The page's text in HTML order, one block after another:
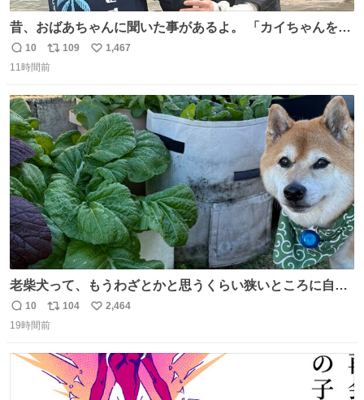
昔、おばあちゃんに聞いた事があるよ。 「カイちゃんをい
じめると、アイツが海から上がって来るぞ。」って。
返
信
10
リ
ポ
ト
数
109
い
数
1,467
11時間前
老柴犬って、もうわざとかと思うくらい狭いところに自ら
はまりにいくじゃないですか？ 今朝ガーデニングしてる飼
い主の間にはまってきて、最高に可愛かった♥️
返
信
10
リ
ポ
ト
数
104
い
数
2,464
19時間前